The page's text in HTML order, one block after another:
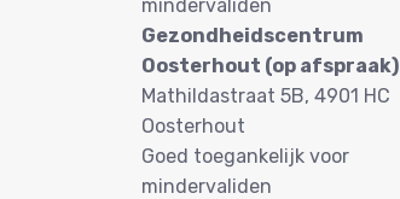
mindervaliden
Gezondheidscentrum
Oosterhout (op afspraak)
Mathildastraat 5B, 4901 HC
Oosterhout
Goed toegankelijk voor
mindervaliden